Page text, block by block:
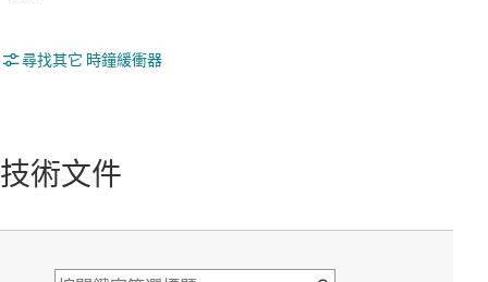
尋找其它 時鐘緩衝器
技術文件